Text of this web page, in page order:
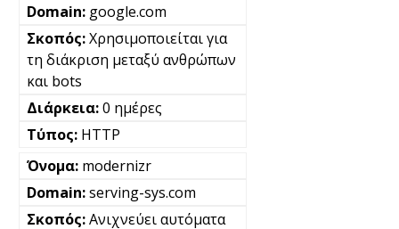
google.com
Χρησιμοποιείται για
τη διάκριση μεταξύ ανθρώπων
και bots
0 ημέρες
HTTP
modernizr
serving-sys.com
Ανιχνεύει αυτόματα